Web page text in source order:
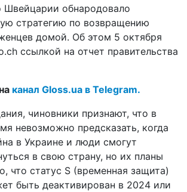
Швейцарии обнародовало
стратегию по возвращению
домой. Об этом 5 октября
ссылкой на отчет правительства
канал Gloss.ua в Telegram.
чиновники признают, что в
невозможно предсказать, когда
в Украине и люди смогут
в свою страну, но их планы
что статус S (временная защита)
быть деактивирован в 2024 или